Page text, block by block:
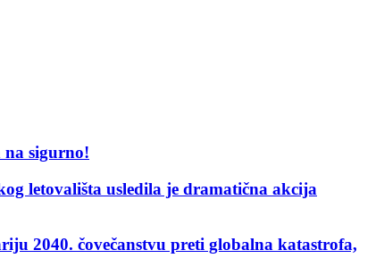
sigurno!
letovališta usledila je dramatična akcija
2040. čovečanstvu preti globalna katastrofa,